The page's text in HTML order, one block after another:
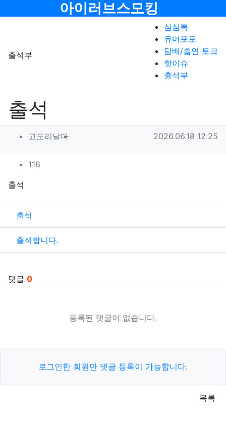
아이러브스모킹
출석부
심심톡
유머포토
담배/흡연 토크
핫이슈
출석부
출석
작성자 정보
고도리날다작성 작성일
2026.06.18 12:25
컨텐츠 정보
116
본문
출석
관련자료
출석
출석합니다.
댓글 0
등록된 댓글이 없습니다.
로그인한 회원만 댓글 등록이 가능합니다.
목록